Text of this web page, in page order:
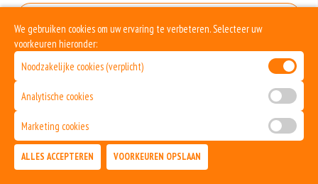
Geen aangegeven allergenen.
We gebruiken cookies om uw ervaring te verbeteren. Selecteer uw
voorkeuren hieronder:
Noodzakelijke cookies (verplicht)
Analytische cookies
Marketing cookies
ALLES ACCEPTEREN VOORKEUREN OPSLAAN